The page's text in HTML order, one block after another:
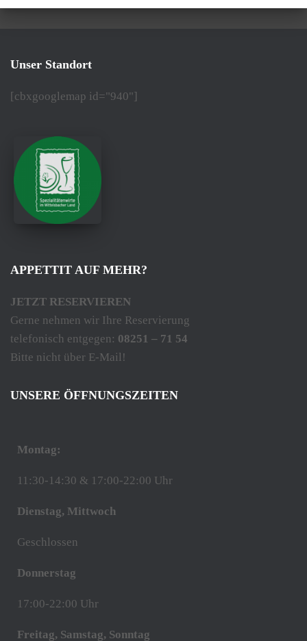
Unser Standort
[cbxgooglemap id="940"]
APPETTIT AUF MEHR?
JETZT RESERVIEREN
Gerne nehmen wir Ihre Reservierung
telefonisch entgegen: 08251 – 71 54
Bitte nicht über E-Mail!
UNSERE ÖFFNUNGSZEITEN
Montag:
11:30-14:30 & 17:00-22:00 Uhr
Dienstag, Mittwoch
Geschlossen
Donnerstag
17:00-22:00 Uhr
Freitag, Samstag, Sonntag